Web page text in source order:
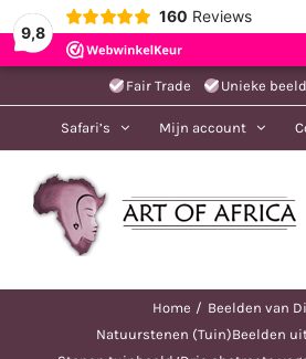
9,8
160 Reviews
naar
Fair Trade Unieke
Safari’s Mijn account
Home
Beelden van
Natuurstenen (Tuin)Beelden